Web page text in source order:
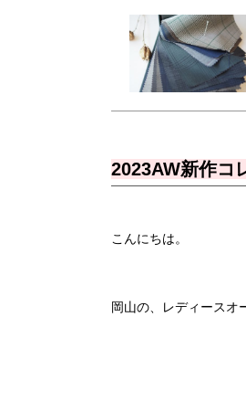
2023AW新作コ
こんにちは。
岡山の、レディース